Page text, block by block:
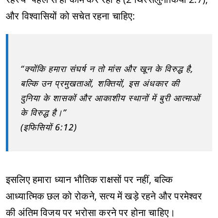
और विश्वासियों को सचेत रहना चाहिए:
“क्योंकि हमारा संघर्ष न तो मांस और खून के विरुद्ध है,
बल्कि उन प्रमुखताओं, शक्तियों, इस अंधकार की
दुनिया के शासकों और आकाशीय स्थानों में बुरी आत्माओं
के विरुद्ध है।”
(इफिसियों 6:12)
इसलिए हमारा ध्यान भौतिक राक्षसों पर नहीं, बल्कि
आध्यात्मिक छल को रोकने, सत्य में खड़े रहने और परमेश्वर
की अंतिम विजय पर भरोसा करने पर होना चाहिए।